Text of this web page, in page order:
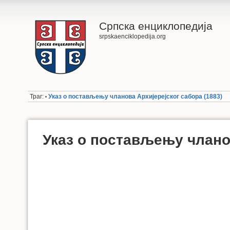
Српска енциклопедија
srpskaenciklopedija.org
Траг: • Указ о постављењу чланова Архијерејског сабора (1883)
Указ о постављењу